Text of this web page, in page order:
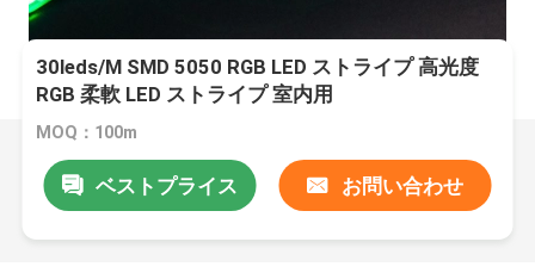
30leds/M SMD 5050 RGB LED ストライプ 高光度
RGB 柔軟 LED ストライプ 室内用
MOQ：100m
ベストプライス お問い合わせ